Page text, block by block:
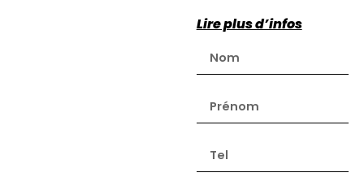
Lire plus d’infos